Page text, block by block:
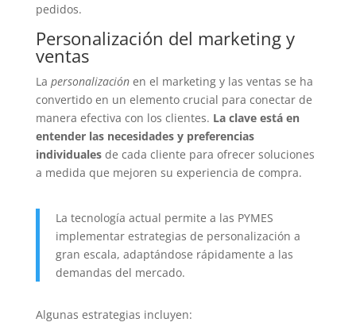
pedidos.
Personalización del marketing y
ventas
La personalizaciónen el marketing y las ventas se ha
convertido en un elemento crucial para conectar de
manera efectiva con los clientes. La clave está en
entender las necesidades y preferencias
individualesde cada cliente para ofrecer soluciones
a medida que mejoren su experiencia de compra.
La tecnología actual permite a las PYMES
implementar estrategias de personalización a
gran escala, adaptándose rápidamente a las
demandas del mercado.
Algunas estrategias incluyen: